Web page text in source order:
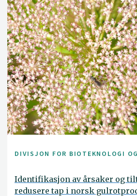
DIVISJON FOR BIOTEKNOLOGI
Identifikasjon av årsaker og
redusere tap i norsk